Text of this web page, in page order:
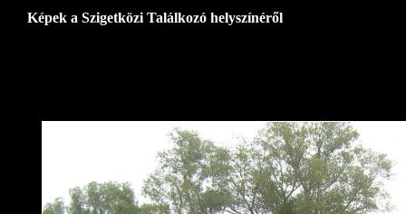
Képek a Szigetközi Találkozó helyszínéről